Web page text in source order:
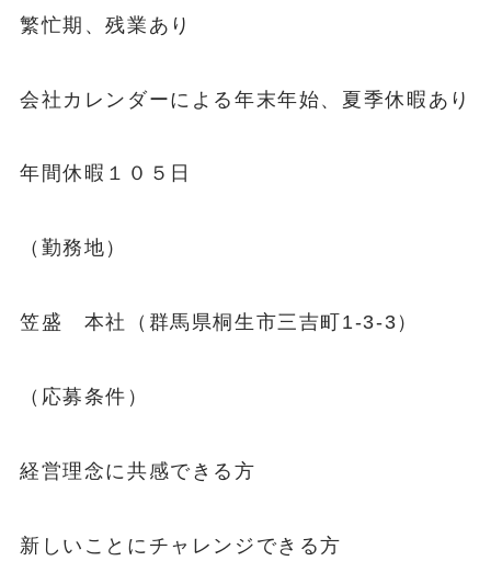
繁忙期、残業あり
会社カレンダーによる年末年始、夏季休暇あり
年間休暇１０５日
（勤務地）
笠盛 本社（群馬県桐生市三吉町1-3-3）
（応募条件）
経営理念に共感できる方
新しいことにチャレンジできる方